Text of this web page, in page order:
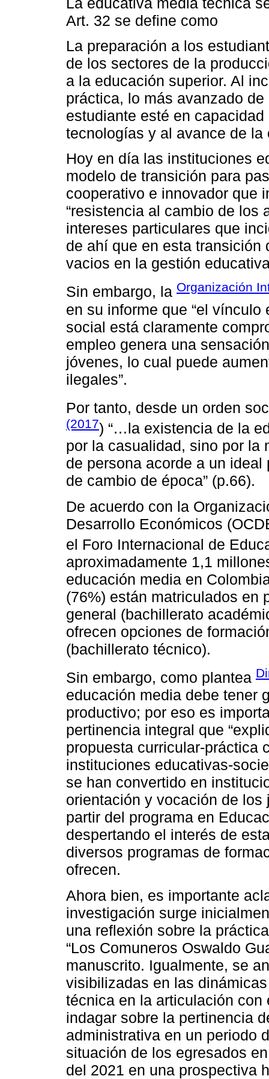
Art. 32 se define como
La preparación a los
de los sectores de la
a la educación superior. Al
práctica, lo más avanzado
estudiante esté en
tecnologías y al avance de la
Hoy en día las instituciones
modelo de transición para
cooperativo e innovador que
“resistencia al cambio de los
intereses particulares que
de ahí que en esta
vacios en la gestión
Sin embargo, la Organización
en su informe que “el
social está claramente
empleo genera una
jóvenes, lo cual puede
ilegales”.
Por tanto, desde un orden
(2017) “…la existencia de la
por la casualidad, sino por la
de persona acorde a un
de cambio de época” (p.66).
De acuerdo con la
Desarrollo Económicos
el Foro Internacional de
aproximadamente 1,1
educación media en
(76%) están matriculados en
general (bachillerato
ofrecen opciones de
(bachillerato técnico).
Sin embargo, como plantea
educación media debe tener
productivo; por eso es
pertinencia integral que
propuesta curricular-práctica
instituciones educativas-
se han convertido en
orientación y vocación de
partir del programa en
despertando el interés de
diversos programas de
ofrecen.
Ahora bien, es importante
investigación surge
una reflexión sobre la
“Los Comuneros Oswaldo
manuscrito. Igualmente, se
visibilizadas en las
técnica en la articulación
indagar sobre la pertinencia
administrativa en un periodo
situación de los egresados
del 2021 en una prospectiva